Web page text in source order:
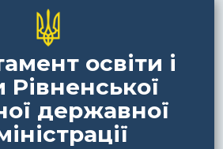
освіти і
Рівненської
державної